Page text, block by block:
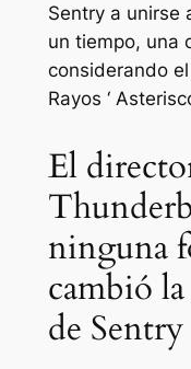
Sentry a unirse
un tiempo, una
considerando
Rayos ‘
El
ninguna
cambió
de Sentry